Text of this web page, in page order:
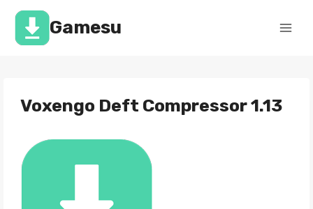
Перейти
содержимомуGamesu
Voxengo Deft Compressor 1.13